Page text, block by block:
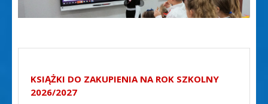
KSIĄŻKI DO ZAKUPIENIA NA ROK SZKOLNY
2026/2027